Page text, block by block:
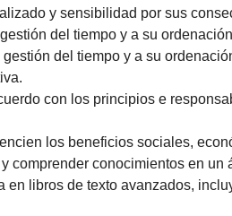
y sensibilidad por sus
del tiempo y a su
del tiempo y a su
con los principios e
los beneficios sociales,
comprender conocimientos en
libros de texto avanzados,